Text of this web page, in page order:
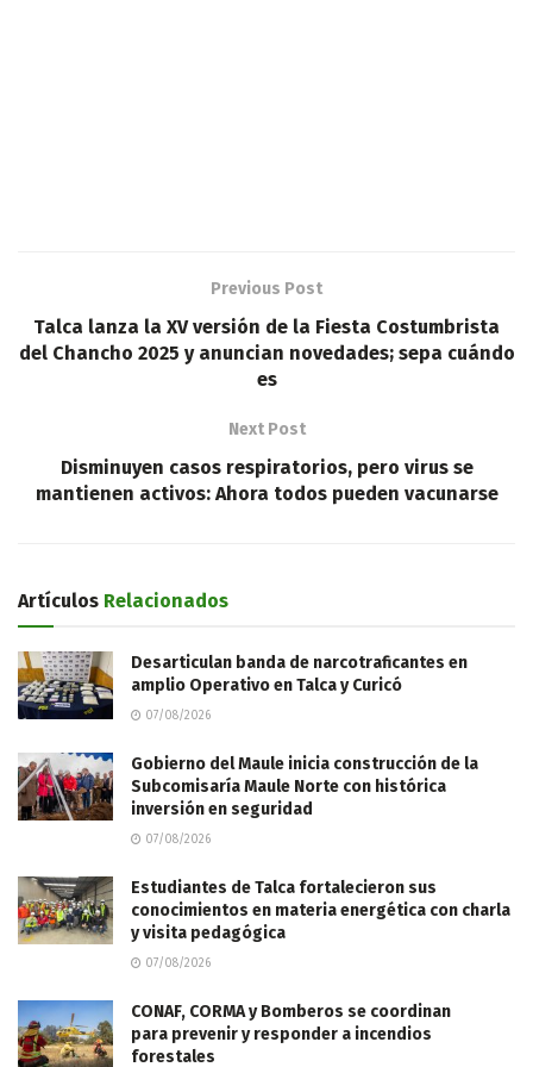
Previous Post
Talca lanza la XV versión de la Fiesta Costumbrista
del Chancho 2025 y anuncian novedades; sepa cuándo
es
Next Post
Disminuyen casos respiratorios, pero virus se
mantienen activos: Ahora todos pueden vacunarse
Artículos Relacionados
Desarticulan banda de narcotraficantes en
amplio Operativo en Talca y Curicó
07/08/2026
Gobierno del Maule inicia construcción de la
Subcomisaría Maule Norte con histórica
inversión en seguridad
07/08/2026
Estudiantes de Talca fortalecieron sus
conocimientos en materia energética con charla
y visita pedagógica
07/08/2026
CONAF, CORMA y Bomberos se coordinan
para prevenir y responder a incendios
forestales